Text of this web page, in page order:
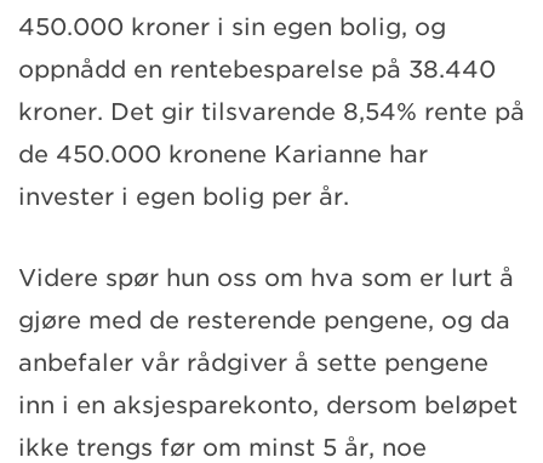
450.000 kroner i sin egen bolig, og
oppnådd en rentebesparelse på 38.440
kroner. Det gir tilsvarende 8,54% rente på
de 450.000 kronene Karianne har
invester i egen bolig per år.
Videre spør hun oss om hva som er lurt å
gjøre med de resterende pengene, og da
anbefaler vår rådgiver å sette pengene
inn i en aksjesparekonto, dersom beløpet
ikke trengs før om minst 5 år, noe